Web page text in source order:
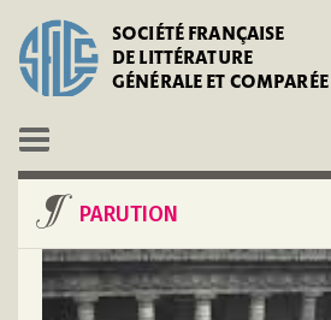
SOCIÉTÉ FRANÇAISE
DE LITTÉRATURE
GÉNÉRALE ET COMPARÉE
PARUTION